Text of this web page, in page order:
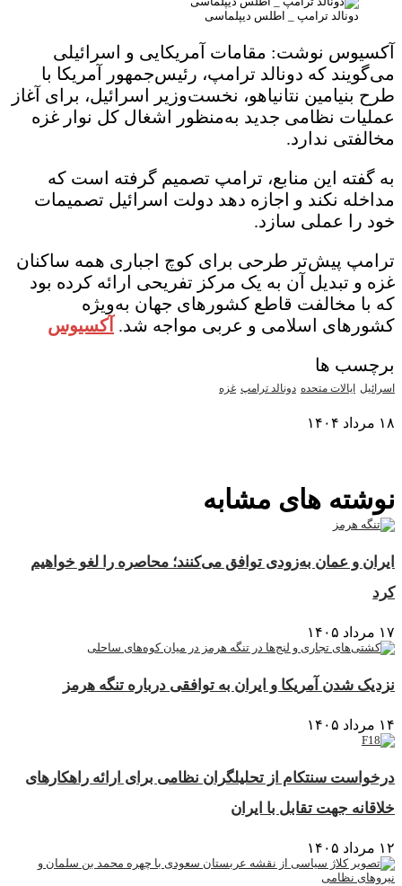
دونالد ترامپ _ اطلس دیپلماسی
آکسیوس نوشت: مقامات آمریکایی و اسرائیلی
می‌گویند که دونالد ترامپ، رئیس‌جمهور آمریکا با
طرح بنیامین نتانیاهو، نخست‌وزیر اسرائیل، برای آغاز
عملیات نظامی جدید به‌منظور اشغال کل نوار غزه
مخالفتی ندارد.
به گفته این منابع، ترامپ تصمیم گرفته است که
مداخله نکند و اجازه دهد دولت اسرائیل تصمیمات
خود را عملی سازد.
ترامپ پیش‌تر طرحی برای کوچ اجباری همه ساکنان
غزه و تبدیل آن به یک مرکز تفریحی ارائه کرده بود
که با مخالفت قاطع کشورهای جهان به‌ویژه
کشورهای اسلامی و عربی مواجه شد. آکسیوس
برچسب ها
اسرائیل ایالات متحده دونالد ترامپ غزه
۱۸ مرداد ۱۴۰۴
نوشته های مشابه
ایران و عمان به‌زودی توافق می‌کنند؛ محاصره را لغو خواهیم
کرد
۱۷ مرداد ۱۴۰۵
نزدیک شدن آمریکا و ایران به توافقی درباره تنگه هرمز
۱۴ مرداد ۱۴۰۵
درخواست سنتکام از تحلیلگران نظامی برای ارائه راهکارهای
خلاقانه جهت تقابل با ایران
۱۲ مرداد ۱۴۰۵